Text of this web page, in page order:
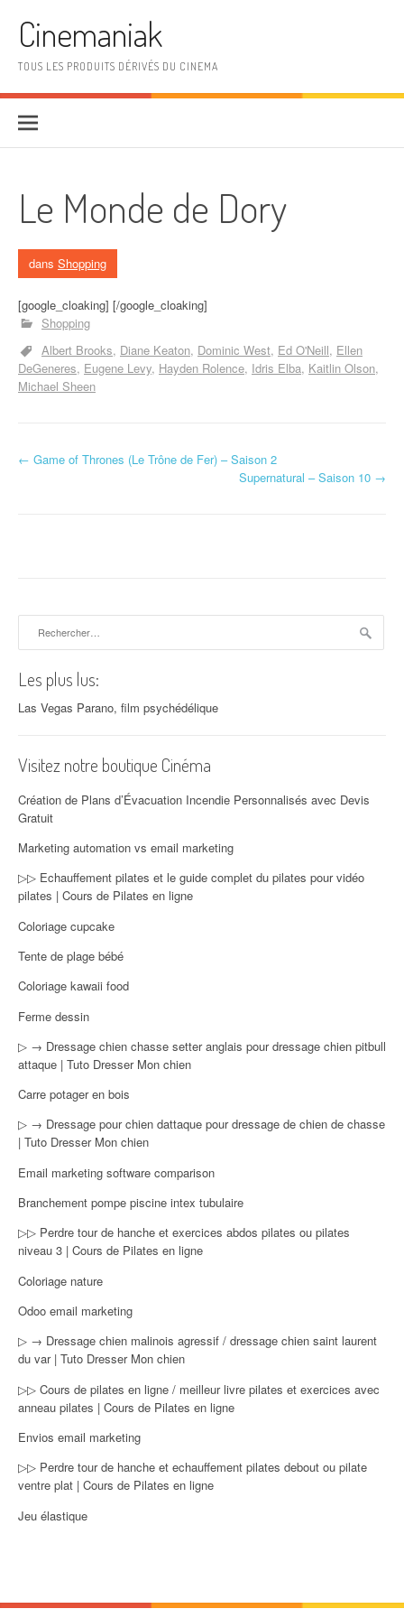
Cinemaniak
TOUS LES PRODUITS DÉRIVÉS DU CINEMA
Le Monde de Dory
dans Shopping
[google_cloaking] [/google_cloaking]
Shopping
Albert Brooks Diane Keaton Dominic West Ed O'Neill Ellen
DeGeneres Eugene Levy Hayden Rolence Idris Elba Kaitlin Olson
Michael Sheen
Navigation d'article
← Game of Thrones (Le Trône de Fer) – Saison 2
Supernatural – Saison 10 →
Les plus lus:
Las Vegas Parano, film psychédélique
Visitez notre boutique Cinéma
Création de Plans d’Évacuation Incendie Personnalisés avec Devis
Gratuit
Marketing automation vs email marketing
▷▷ Echauffement pilates et le guide complet du pilates pour vidéo
pilates | Cours de Pilates en ligne
Coloriage cupcake
Tente de plage bébé
Coloriage kawaii food
Ferme dessin
▷ → Dressage chien chasse setter anglais pour dressage chien pitbull
attaque | Tuto Dresser Mon chien
Carre potager en bois
▷ → Dressage pour chien dattaque pour dressage de chien de chasse
| Tuto Dresser Mon chien
Email marketing software comparison
Branchement pompe piscine intex tubulaire
▷▷ Perdre tour de hanche et exercices abdos pilates ou pilates
niveau 3 | Cours de Pilates en ligne
Coloriage nature
Odoo email marketing
▷ → Dressage chien malinois agressif / dressage chien saint laurent
du var | Tuto Dresser Mon chien
▷▷ Cours de pilates en ligne / meilleur livre pilates et exercices avec
anneau pilates | Cours de Pilates en ligne
Envios email marketing
▷▷ Perdre tour de hanche et echauffement pilates debout ou pilate
ventre plat | Cours de Pilates en ligne
Jeu élastique